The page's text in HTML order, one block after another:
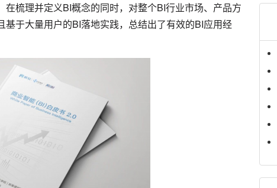
梳理并定义BI概念的同时，对整个BI行业市场、产品方
于大量用户的BI落地实践，总结出了有效的BI应用经